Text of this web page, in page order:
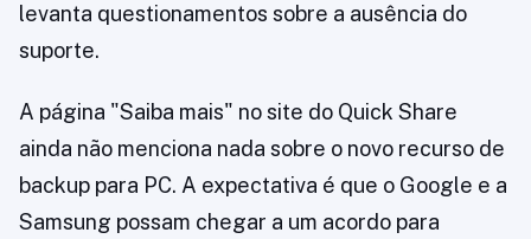
levanta questionamentos sobre a ausência do
suporte.
A página "Saiba mais" no site do Quick Share
ainda não menciona nada sobre o novo recurso de
backup para PC. A expectativa é que o Google e a
Samsung possam chegar a um acordo para